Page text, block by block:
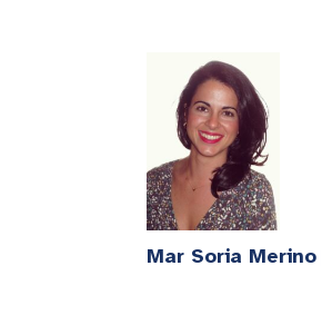
Mar Soria Merino